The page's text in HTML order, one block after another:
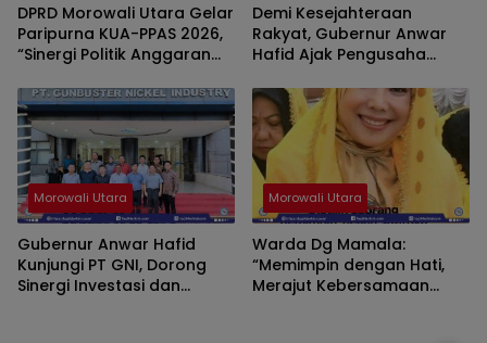
DPRD Morowali Utara Gelar
Paripurna KUA-PPAS 2026,
“Sinergi Politik Anggaran
Berkelanjutan”
Demi Kesejahteraan
Rakyat, Gubernur Anwar
Hafid Ajak Pengusaha
Wujudkan Berani Lancar
Morowali Utara
Gubernur Anwar Hafid
Kunjungi PT GNI, Dorong
Sinergi Investasi dan
Morowali Utara
Warda Dg Mamala:
“Memimpin dengan Hati,
Merajut Kebersamaan